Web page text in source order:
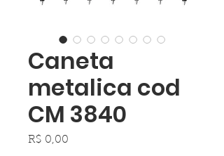
Caneta
metalica cod
CM 3840
R$ 0,00